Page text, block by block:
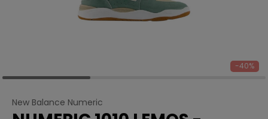
-40%
New Balance Numeric